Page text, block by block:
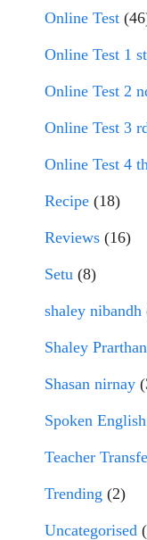
Online Test
Online Test 1
Online Test 2
Online Test 3
Online Test 4
Recipe (18)
Reviews (16)
Setu (8)
shaley nibandh
Shaley
Shasan nirnay
Spoken
Teacher
Trending (2)
Uncategorised